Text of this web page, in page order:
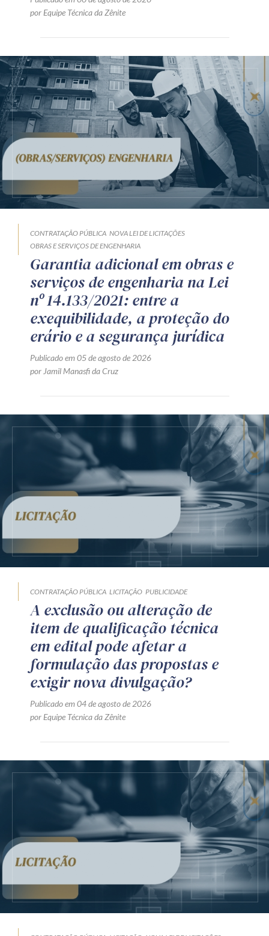
por Equipe Técnica da Zênite
CONTRATAÇÃO PÚBLICA NOVA LEI DE LICITAÇÕES
OBRAS E SERVIÇOS DE ENGENHARIA
Garantia adicional em obras e
serviços de engenharia na Lei
nº 14.133/2021: entre a
exequibilidade, a proteção do
erário e a segurança jurídica
Publicado em 05 de agosto de 2026
por Jamil Manasfi da Cruz
CONTRATAÇÃO PÚBLICA LICITAÇÃO PUBLICIDADE
A exclusão ou alteração de
item de qualificação técnica
em edital pode afetar a
formulação das propostas e
exigir nova divulgação?
Publicado em 04 de agosto de 2026
por Equipe Técnica da Zênite